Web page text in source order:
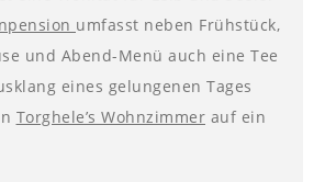
umfasst neben Frühstück,
und Abend-Menü auch eine Tee
eines gelungenen Tages
Torghele’s Wohnzimmer auf ein